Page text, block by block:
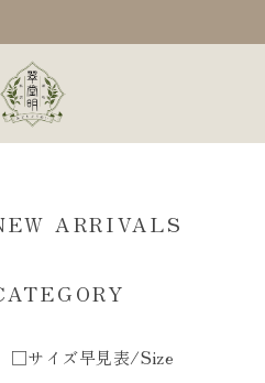
ARRIVALS
□サイズ早見表/Size